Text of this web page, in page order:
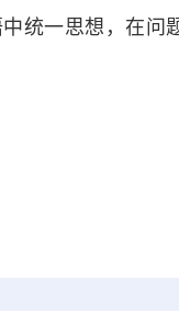
统一思想，在问